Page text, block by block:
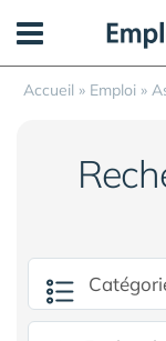
Accueil » Emploi »